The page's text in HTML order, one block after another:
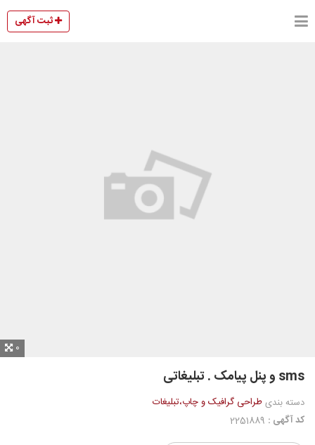
ثبت آگهی
0
sms و پنل پیامک . تبلیغاتی
دسته بندیطراحی گرافیک و چاپ،تبلیغات
کد آگهی :